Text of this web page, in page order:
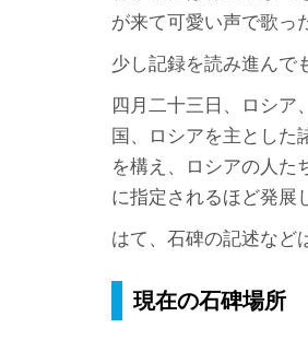
が来て可愛い声で歌っ
少し記録を読み進んで
四月二十三日、ロシア
国、ロシアを主とした
を構え、ロシアの人た
に指定されるほど発展
はて、石碑の記述など
現在の石碑場所